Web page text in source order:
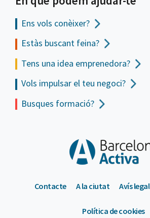
Ens vols conèixer?
Estàs buscant feina?
Tens una idea emprenedora?
Vols impulsar el teu negoci?
Busques formació?
Contacte A la ciutat Avís legal
Política de cookies